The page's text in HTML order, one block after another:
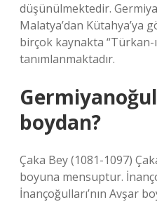
düşünülmektedir.
Malatya’dan Kütahya’ya
birçok kaynakta “Türkan-
tanımlanmaktadır.
boydan?
Çaka Bey (1081-1097)
boyuna mensuptur.
İnançoğulları’nın Avşar